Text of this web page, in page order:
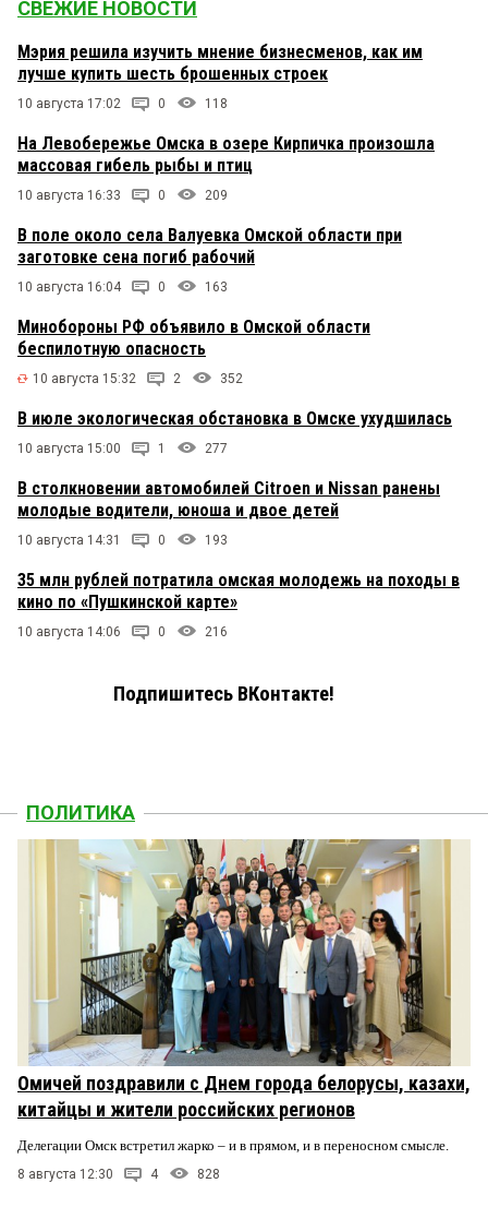
СВЕЖИЕ НОВОСТИ
Мэрия решила изучить мнение бизнесменов, как им
лучше купить шесть брошенных строек
10 августа 17:02 0 118
На Левобережье Омска в озере Кирпичка произошла
массовая гибель рыбы и птиц
10 августа 16:33 0 209
В поле около села Валуевка Омской области при
заготовке сена погиб рабочий
10 августа 16:04 0 163
Минобороны РФ объявило в Омской области
беспилотную опасность
10 августа 15:32 2 352
В июле экологическая обстановка в Омске ухудшилась
10 августа 15:00 1 277
В столкновении автомобилей Citroen и Nissan ранены
молодые водители, юноша и двое детей
10 августа 14:31 0 193
35 млн рублей потратила омская молодежь на походы в
кино по «Пушкинской карте»
10 августа 14:06 0 216
Подпишитесь ВКонтакте!
ПОЛИТИКА
Омичей поздравили с Днем города белорусы, казахи,
китайцы и жители российских регионов
Делегации Омск встретил жарко – и в прямом, и в переносном смысле.
8 августа 12:30 4 828